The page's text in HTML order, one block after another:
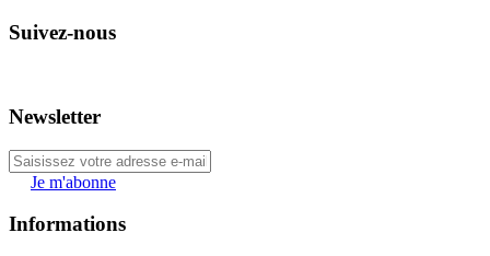
Suivez-nous
Newsletter
Je m'abonne
Informations